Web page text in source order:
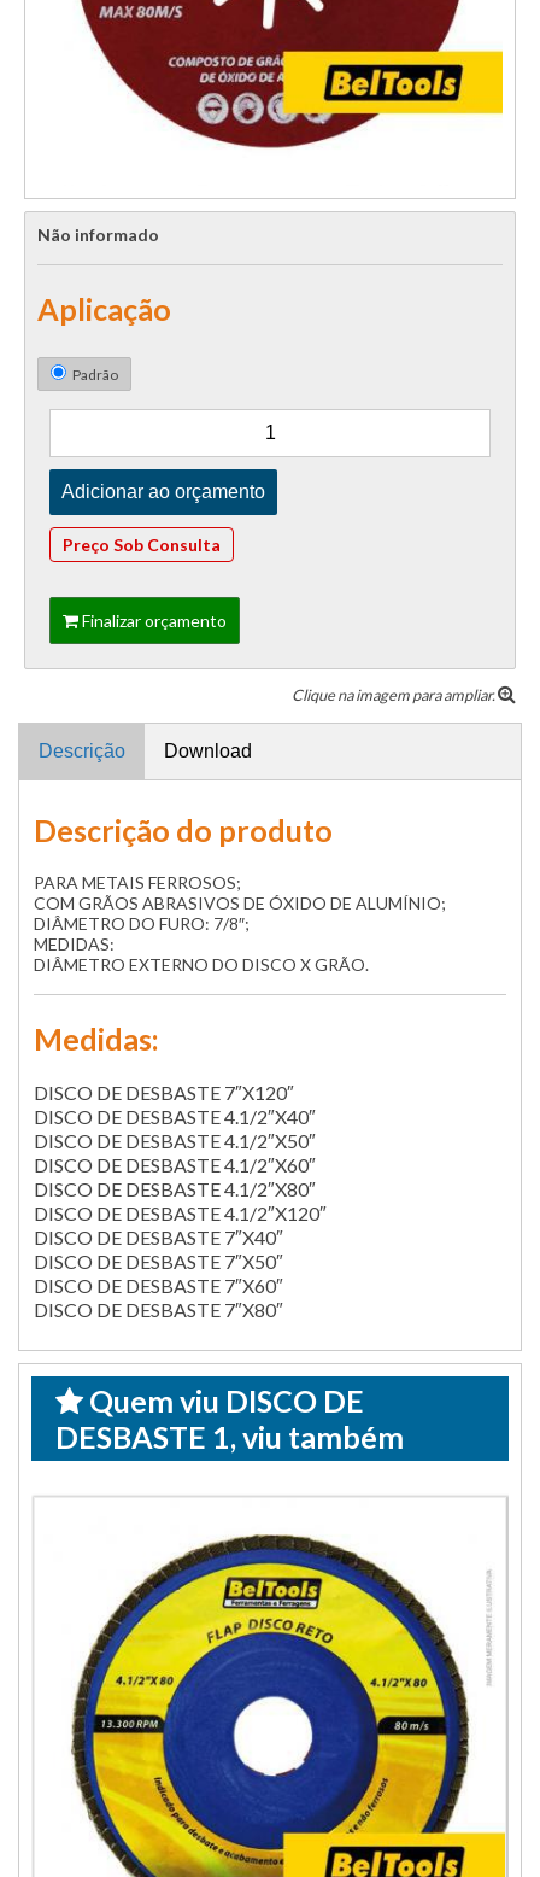
Não informado
Aplicação
Padrão
Preço Sob Consulta
Finalizar orçamento
Clique na imagem para ampliar.
Descrição Download
Descrição do produto
PARA METAIS FERROSOS;
COM GRÃOS ABRASIVOS DE ÓXIDO DE ALUMÍNIO;
DIÂMETRO DO FURO: 7/8″;
MEDIDAS:
DIÂMETRO EXTERNO DO DISCO X GRÃO.
Medidas:
DISCO DE DESBASTE 7″X120″
DISCO DE DESBASTE 4.1/2″X40″
DISCO DE DESBASTE 4.1/2″X50″
DISCO DE DESBASTE 4.1/2″X60″
DISCO DE DESBASTE 4.1/2″X80″
DISCO DE DESBASTE 4.1/2″X120″
DISCO DE DESBASTE 7″X40″
DISCO DE DESBASTE 7″X50″
DISCO DE DESBASTE 7″X60″
DISCO DE DESBASTE 7″X80″
Quem viu DISCO DE
DESBASTE 1, viu também